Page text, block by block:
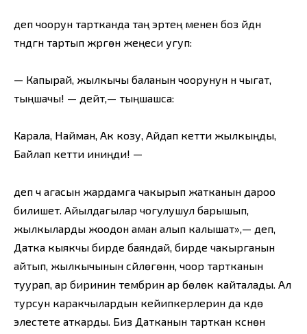
деп чоорун тартканда таң эртең менен боз үйдүн
түндүгүн тартып жүргөн жеңеси угуп:
— Капырай, жылкычы баланын чоорунун үнү чыгат,
тыңшачы! — дейт,— тыңшашса:
Карала, Найман, Ак козу, Айдап кетти жылкыңды,
Байлап кетти иниңди! —
деп үч агасын жардамга чакырып жатканын дароо
билишет. Айылдагылар чогулушул барышып,
жылкыларды жоодон аман алып калышат»,— деп,
Датка кыякчы бирде баяндай, бирде чакырганын
айтып, жылкычынын сүйлөгөнүн, чоор тартканын
туурап, ар биринин тембрин ар бөлөк кайталады. Ал
турсун каракчылардын кейипкерлерин да күүдө
элестете аткарды. Биз Датканын тарткан күүсүнөн